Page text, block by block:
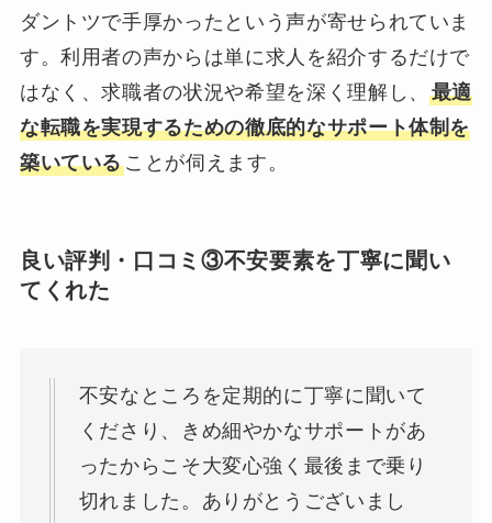
ダントツで手厚かったという声が寄せられていま
す。利用者の声からは単に求人を紹介するだけで
はなく、求職者の状況や希望を深く理解し、 最適
な転職を実現するための徹底的なサポート体制を
築いていることが伺えます。
良い評判・口コミ③不安要素を丁寧に聞い
てくれた
不安なところを定期的に丁寧に聞いて
くださり、きめ細やかなサポートがあ
ったからこそ大変心強く最後まで乗り
切れました。ありがとうございまし